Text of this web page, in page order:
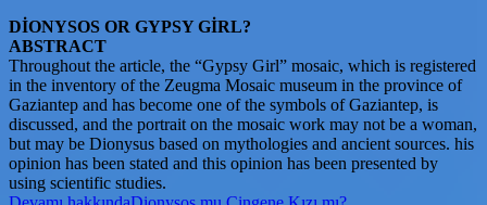
DİONYSOS OR GYPSY GİRL?
ABSTRACT
Throughout the article, the “Gypsy Girl” mosaic, which is registered
in the inventory of the Zeugma Mosaic museum in the province of
Gaziantep and has become one of the symbols of Gaziantep, is
discussed, and the portrait on the mosaic work may not be a woman,
but may be Dionysus based on mythologies and ancient sources. his
opinion has been stated and this opinion has been presented by
using scientific studies.